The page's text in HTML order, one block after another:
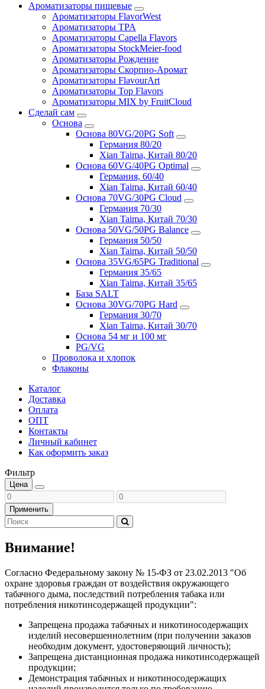
Ароматизаторы пищевые
Ароматизаторы FlavorWest
Ароматизаторы TPA
Ароматизаторы Capella Flavors
Ароматизаторы StockMeier-food
Ароматизаторы Рождение
Ароматизаторы Скорпио-Аромат
Ароматизаторы FlavourArt
Ароматизаторы Top Flavors
Ароматизаторы MIX by FruitCloud
Сделай сам
Основа
Основа 80VG/20PG Soft
Германия 80/20
Xian Taima, Китай 80/20
Основа 60VG/40PG Optimal
Германия, 60/40
Xian Taima, Китай 60/40
Основа 70VG/30PG Cloud
Германия 70/30
Xian Taima, Китай 70/30
Основа 50VG/50PG Balance
Германия 50/50
Xian Taima, Китай 50/50
Основа 35VG/65PG Traditional
Германия 35/65
Xian Taima, Китай 35/65
База SALT
Основа 30VG/70PG Hard
Германия 30/70
Xian Taima, Китай 30/70
Основа 54 мг и 100 мг
PG/VG
Проволока и хлопок
Флаконы
Каталог
Доставка
Оплата
ОПТ
Контакты
Личный кабинет
Как оформить заказ
Фильтр
Цена
Применить
Внимание!
Согласно Федеральному закону № 15-ФЗ от 23.02.2013 "Об
охране здоровья граждан от воздействия окружающего
табачного дыма, последствий потребления табака или
потребления никотинсодержащей продукции":
Запрещена продажа табачных и никотиносодержащих
изделий несовершеннолетним (при получении заказов
необходим документ, удостоверяющий личность);
Запрещена дистанционная продажа никотинсодержащей
продукции;
Демонстрация табачных и никотиносодержащих